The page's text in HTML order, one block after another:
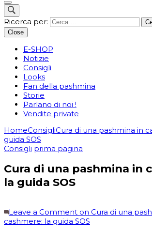
Ricerca per:
Close
E-SHOP
Notizie
Consigli
Looks
Fan della pashmina
Storie
Parlano di noi !
Vendite private
HomeConsigliCura di una pashmina in
guida SOS
Consigli prima pagina
Cura di una pashmina in
la guida SOS
Leave a Comment on Cura di una
cashmere: la guida SOS